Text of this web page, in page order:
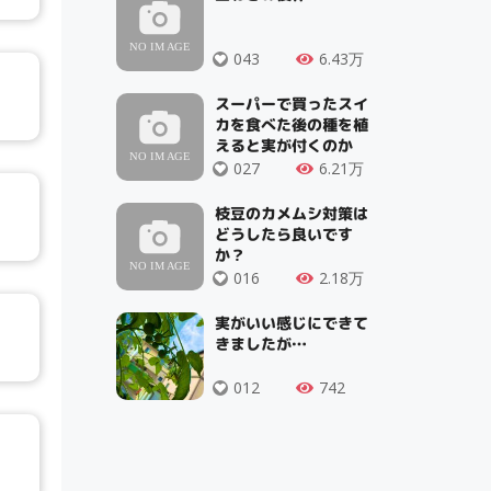
043 6.43万
スーパーで買ったスイ
カを食べた後の種を植
えると実が付くのか
027 6.21万
枝豆のカメムシ対策は
どうしたら良いです
か？
016 2.18万
実がいい感じにできて
きましたが…
012 742